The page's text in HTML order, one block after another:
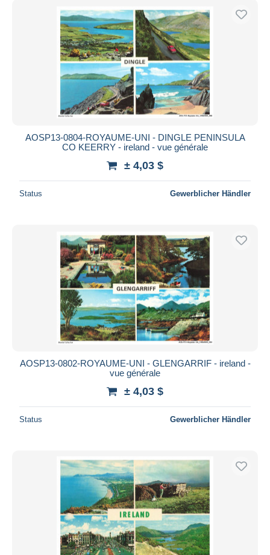
AOSP13-0804-ROYAUME-UNI - DINGLE PENINSULA
CO KEERRY - ireland - vue générale
± 4,03 $
Status Gewerblicher Händler
AOSP13-0802-ROYAUME-UNI - GLENGARRIF - ireland -
vue générale
± 4,03 $
Status Gewerblicher Händler